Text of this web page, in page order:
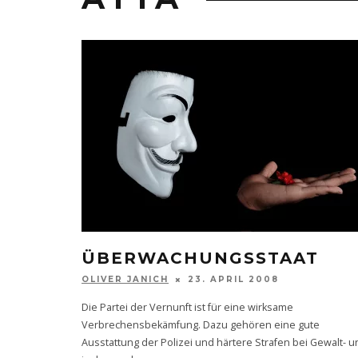
ÜBERWACHUNGSSTAAT
OLIVER JANICH 23. APRIL 2008
Die Partei der Vernunft ist für eine wirksame
Verbrechensbekämfung. Dazu gehören eine gute
Ausstattung der Polizei und härtere Strafen bei Gewalt-